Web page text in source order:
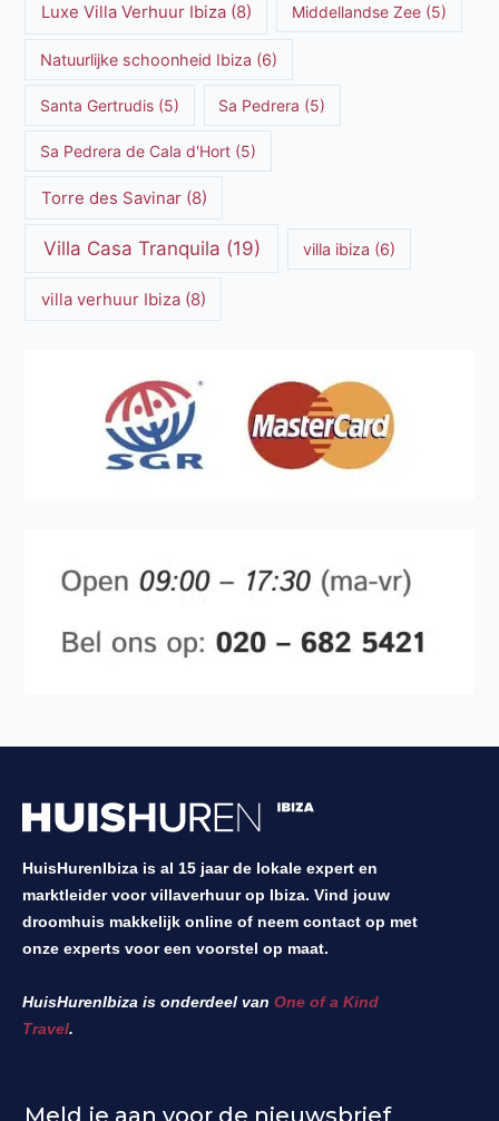
Luxe Villa Verhuur Ibiza(8) Middellandse Zee (5)
Natuurlijke schoonheid Ibiza (6)
Santa Gertrudis (5) Sa Pedrera (5)
Sa Pedrera de Cala d'Hort (5)
Torre des Savinar(8)
Villa Casa Tranquila (19) villa ibiza (6)
villa verhuur Ibiza(8)
HuisHurenIbiza is al 15 jaar de lokale expert en
marktleider voor villaverhuur op Ibiza. Vind jouw
droomhuis makkelijk online of neem contact op met
onze experts voor een voorstel op maat.
HuisHurenIbiza is onderdeel van One of a Kind
Travel.
Meld je aan voor de nieuwsbrief